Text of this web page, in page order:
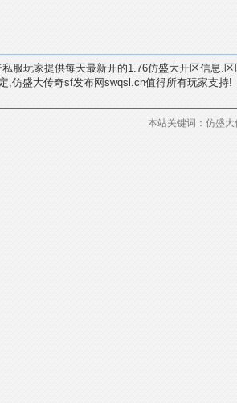
服玩家提供每天最新开的1.76仿盛大开区信息.
,仿盛大传奇sf发布网swqsl.cn值得所有玩家支持!
本站关键词：仿盛